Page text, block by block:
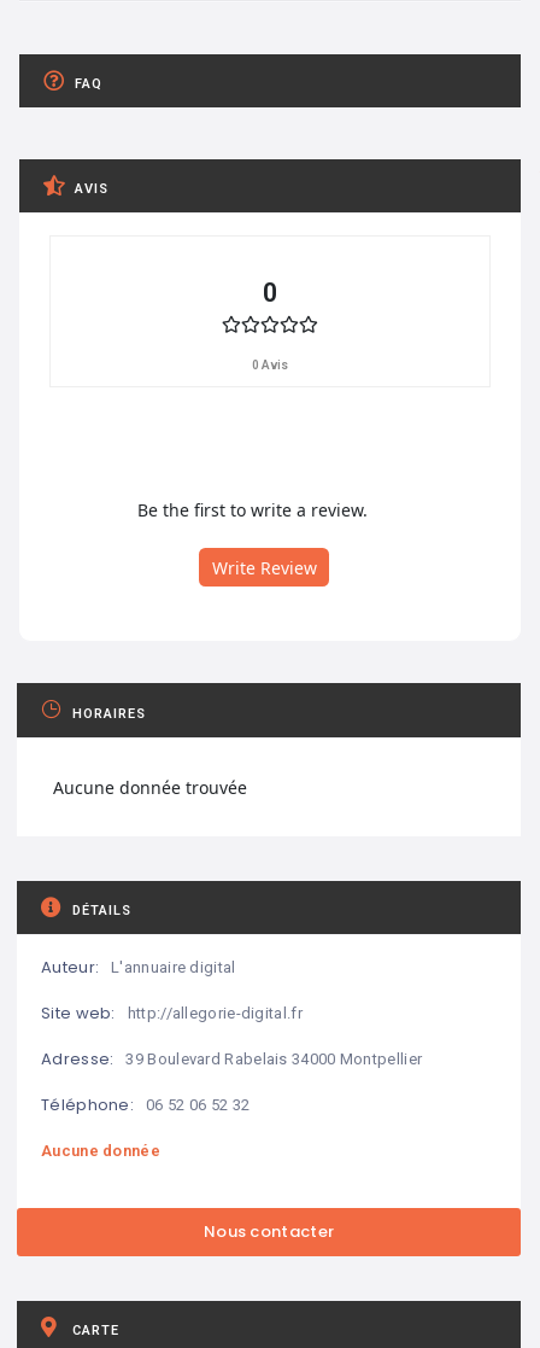
FAQ
AVIS
0
0 Avis
Be the first to write a review.
Write Review
HORAIRES
Aucune donnée trouvée
DÉTAILS
Auteur: L'annuaire digital
Site web: http://allegorie-digital.fr
Adresse: 39 Boulevard Rabelais 34000 Montpellier
Téléphone: 06 52 06 52 32
Aucune donnée
CARTE